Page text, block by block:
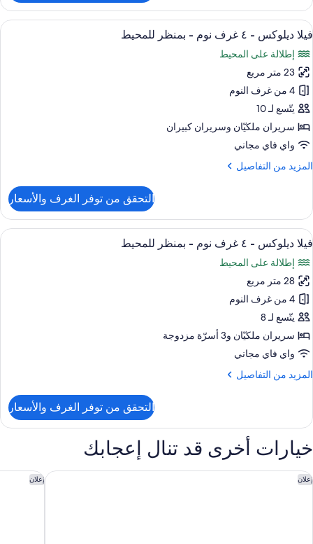
غرفة
ديلوكس
-
ملكي
استعراض
جميع
صور
فيلا
ديلوكس
-
٤
غرف
-
5
فيلا ديلوكس - ٤ غرف نوم - بمنظر للمحيط
إطلالة على المحيط
23 متر مربع
4 من غرف النوم
يتّسع لـ 10
سريران ملكيّان‫‬ وسريران كبيران
واي فاي مجاني
المزيد من التفاصيل
المزيد
فيلا
ديلوكس
-
غرف
نوم
بمنظر
للمحيط
التحقق من توفر الغرف والأسعار
استعراض
جميع
صور
فيلا
ديلوكس
-
٤
غرف
-
6
فيلا ديلوكس - ٤ غرف نوم - بمنظر للمحيط
إطلالة على المحيط
28 متر مربع
4 من غرف النوم
يتّسع لـ 8
سريران ملكيّان‫‬ و3 أسرّة مزدوجة
واي فاي مجاني
المزيد من التفاصيل
المزيد
فيلا
ديلوكس
-
غرف
نوم
التحقق من توفر الغرف والأسعار
خيارات أخرى قد تنال إعجابك
إعلان
موفنبيك أمباسادور هوتل آكرا إعلان
أكرا